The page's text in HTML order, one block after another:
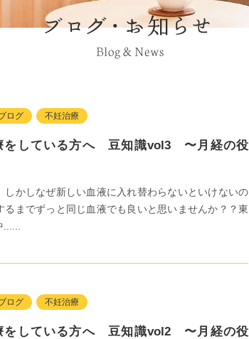
ログ 不妊治療
をしている方へ 豆知識vol3 〜月経の役
しかしなぜ新しい血液に入れ替わらないといけないの
るまでずっと同じ血液でも良いと思いませんか？？東
ログ 不妊治療
をしている方へ 豆知識vol2 〜月経の役